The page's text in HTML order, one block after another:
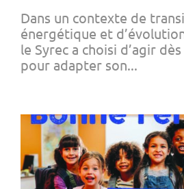
Dans un contexte de
énergétique et
le Syrec a choisi d’agir
pour adapter son...